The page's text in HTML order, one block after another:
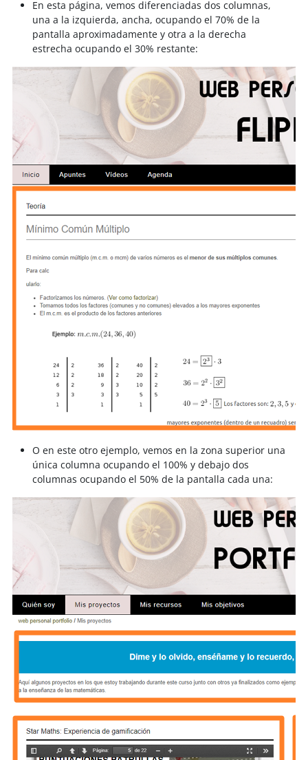
En esta página, vemos diferenciadas dos columnas,
una a la izquierda, ancha, ocupando el 70% de la
pantalla aproximadamente y otra a la derecha
estrecha ocupando el 30% restante:
O en este otro ejemplo, vemos en la zona superior una
única columna ocupando el 100% y debajo dos
columnas ocupando el 50% de la pantalla cada una: